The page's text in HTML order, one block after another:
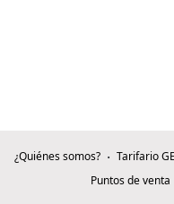
¿Quiénes somos? Tarifario
Puntos de venta